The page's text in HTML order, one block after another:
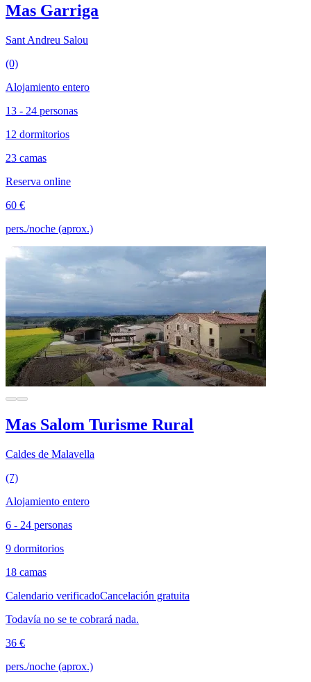
Mas Garriga
Sant Andreu Salou
(0)
Alojamiento entero
13 - 24 personas
12 dormitorios
23 camas
Reserva online
60 €
pers./noche (aprox.)
Mas Salom Turisme Rural
Caldes de Malavella
(7)
Alojamiento entero
6 - 24 personas
9 dormitorios
18 camas
Calendario verificadoCancelación gratuita
Todavía no se te cobrará nada.
36 €
pers./noche (aprox.)